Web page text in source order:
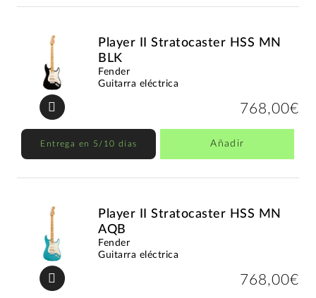
Player II Stratocaster HSS MN
BLK
Fender
Guitarra eléctrica
768,00€
Entrega en 5/10 días Añadir
Player II Stratocaster HSS MN
AQB
Fender
Guitarra eléctrica
768,00€